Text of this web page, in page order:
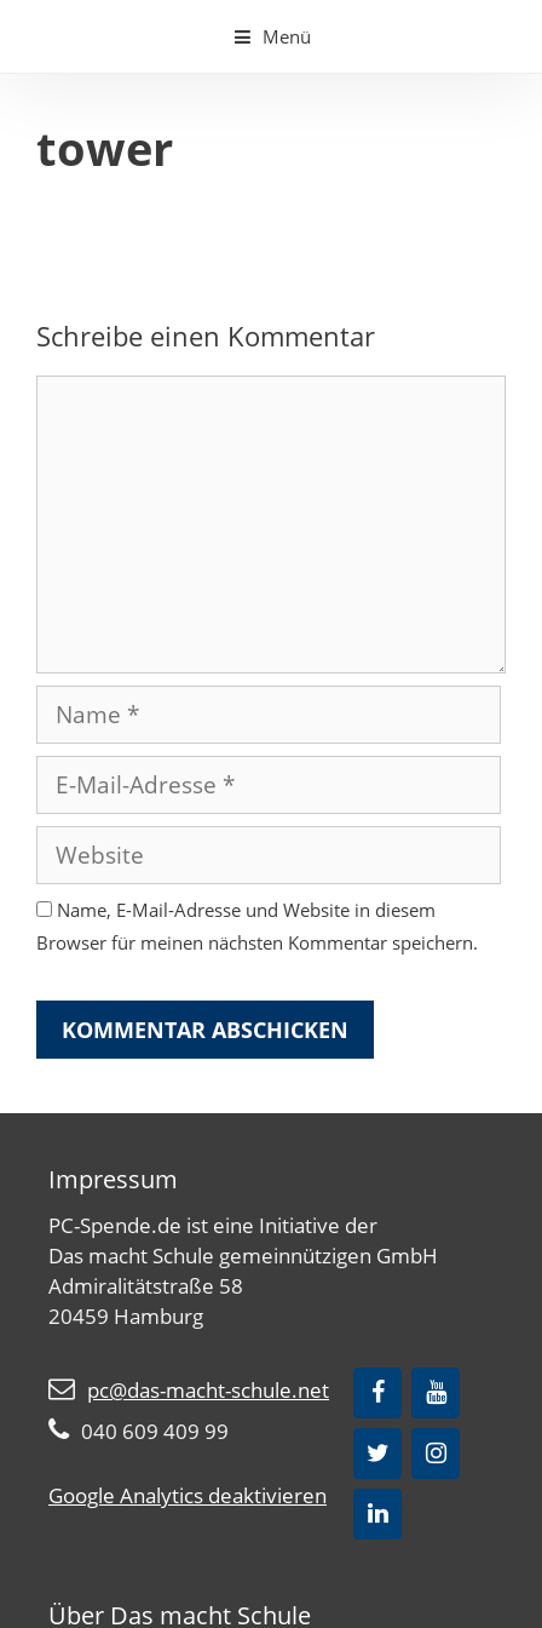
Menü
tower
Schreibe einen Kommentar
Name
Mail-
Adresse
Website
Name, E-Mail-Adresse und Website in diesem
Browser für meinen nächsten Kommentar speichern.
Impressum
PC-Spende.de ist eine Initiative der
Das macht Schule gemeinnützigen GmbH
Admiralitätstraße 58
20459 Hamburg
pc@das-macht-schule.net
040 609 409 99
Google Analytics deaktivieren
Über Das macht Schule